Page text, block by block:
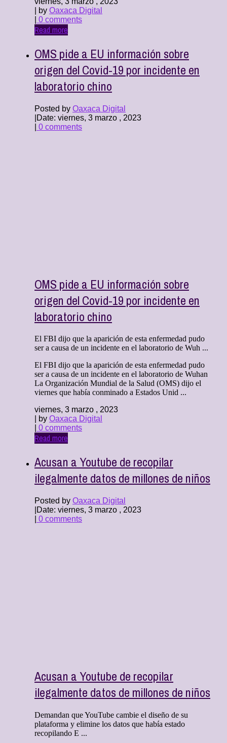
| by Oaxaca Digital
0 comments
Read more
OMS pide a EU información sobre
origen del Covid-19 por incidente en
laboratorio chino
Posted by Oaxaca Digital
Date: viernes, 3 marzo , 2023
0 comments
OMS pide a EU información sobre
origen del Covid-19 por incidente en
laboratorio chino
El FBI dijo que la aparición de esta enfermedad pudo
ser a causa de un incidente en el laboratorio de Wuh ...
El FBI dijo que la aparición de esta enfermedad pudo
ser a causa de un incidente en el laboratorio de Wuhan
La Organización Mundial de la Salud (OMS) dijo el
viernes que había conminado a Estados Unid ...
viernes, 3 marzo , 2023
| by Oaxaca Digital
0 comments
Read more
Acusan a Youtube de recopilar
ilegalmente datos de millones de niños
Posted by Oaxaca Digital
Date: viernes, 3 marzo , 2023
0 comments
Acusan a Youtube de recopilar
ilegalmente datos de millones de niños
Demandan que YouTube cambie el diseño de su
plataforma y elimine los datos que había estado
recopilando E ...